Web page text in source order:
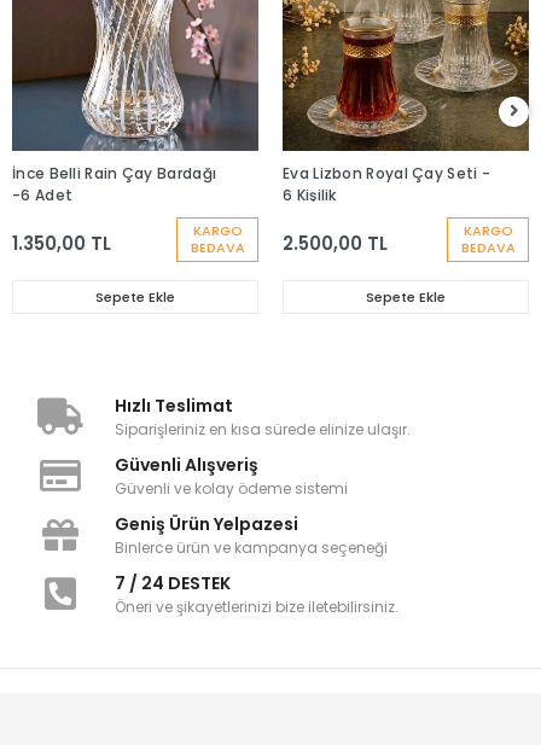
KARGO
BEDAVA
İnce Belli Rain Çay Bardağı
-6 Adet
1.350,00 TL
Sepete Ekle
KARGO
BEDAVA
Eva Lizbon Royal Çay Seti -
6 Kişilik
2.500,00 TL
Sepete Ekle
Hızlı Teslimat
Siparişleriniz en kısa sürede elinize ulaşır.
Güvenli Alışveriş
Güvenli ve kolay ödeme sistemi
Geniş Ürün Yelpazesi
Binlerce ürün ve kampanya seçeneği
7 / 24 DESTEK
Öneri ve şikayetlerinizi bize iletebilirsiniz.